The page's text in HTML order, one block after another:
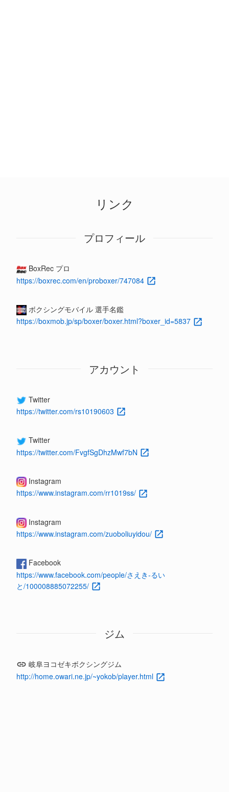
リンク
プロフィール
BoxRec プロ
https://boxrec.com/en/proboxer/747084
ボクシングモバイル 選手名鑑
https://boxmob.jp/sp/boxer/boxer.html?boxer_id=5837
アカウント
Twitter
https://twitter.com/rs10190603
Twitter
https://twitter.com/FvgfSgDhzMwf7bN
Instagram
https://www.instagram.com/rr1019ss/
Instagram
https://www.instagram.com/zuoboliuyidou/
Facebook
https://www.facebook.com/people/さえき-るい
と/100008885072255/
ジム
岐阜ヨコゼキボクシングジム
http://home.owari.ne.jp/~yokob/player.html